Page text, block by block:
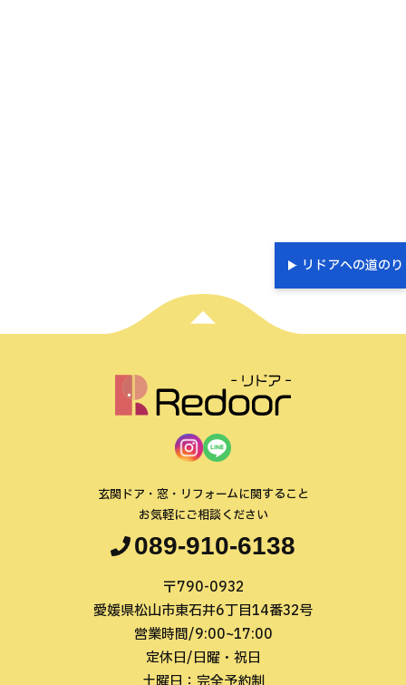
リドアへの道のり
玄関ドア・窓・リフォームに関すること
お気軽にご相談ください
089-910-6138
〒790-0932
愛媛県松山市東石井6丁目14番32号
営業時間/9:00~17:00
定休日/日曜・祝日